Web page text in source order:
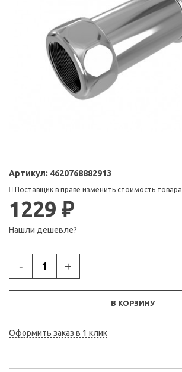
Артикул: 4620768882913
Поставщик в праве изменить стоимость товара
1229 ₽
Нашли дешевле?
- +
В КОРЗИНУ
Оформить заказ в 1 клик